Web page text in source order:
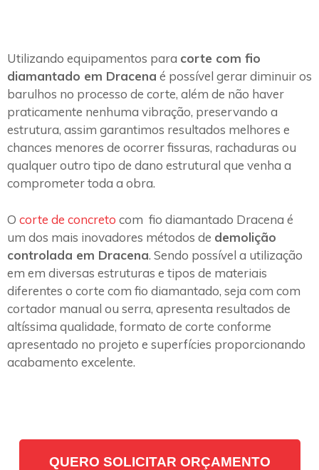
Utilizando equipamentos para corte com fio
diamantado em Dracena é possível gerar diminuir os
barulhos no processo de corte, além de não haver
praticamente nenhuma vibração, preservando a
estrutura, assim garantimos resultados melhores e
chances menores de ocorrer fissuras, rachaduras ou
qualquer outro tipo de dano estrutural que venha a
comprometer toda a obra.
O corte de concreto com fio diamantado Dracena é
um dos mais inovadores métodos de demolição
controlada em Dracena. Sendo possível a utilização
em em diversas estruturas e tipos de materiais
diferentes o corte com fio diamantado, seja com com
cortador manual ou serra, apresenta resultados de
altíssima qualidade, formato de corte conforme
apresentado no projeto e superfícies proporcionando
acabamento excelente.
QUERO SOLICITAR ORÇAMENTO